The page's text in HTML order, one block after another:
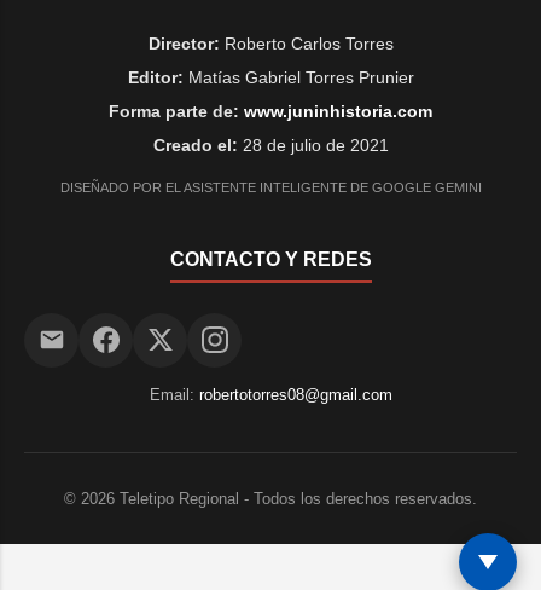
Director: Roberto Carlos Torres
Editor: Matías Gabriel Torres Prunier
Forma parte de: www.juninhistoria.com
Creado el: 28 de julio de 2021
DISEÑADO POR EL ASISTENTE INTELIGENTE DE GOOGLE GEMINI
CONTACTO Y REDES
Email: robertotorres08@gmail.com
© 2026 Teletipo Regional - Todos los derechos reservados.